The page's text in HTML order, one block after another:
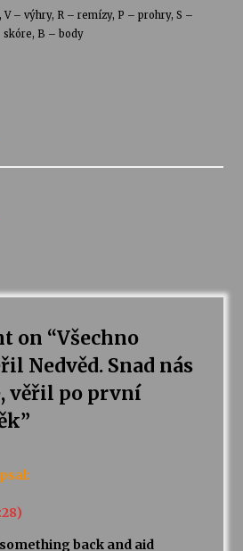
V – výhry, R – remízy, P – prohry, S –
skóre, B – body
on “Všechno
Nedvěd. Snad nás
věřil po první
”
back and aid